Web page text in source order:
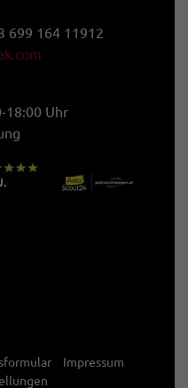
699 164 11912
18:00 Uhr
Impressum